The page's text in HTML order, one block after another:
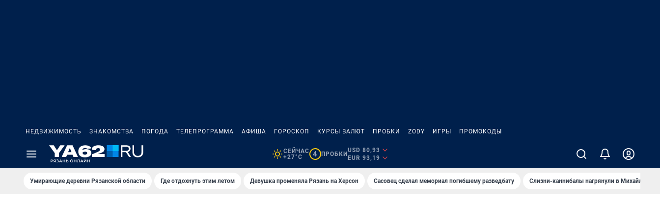
НЕДВИЖИМОСТЬ ЗНАКОМСТВА ПОГОДА ТЕЛЕПРОГРАММА АФИША ГОРОСКОП КУРСЫ ВАЛЮТ ПРОБКИ ZODY ИГРЫ ПРОМОКОДЫ
СЕЙЧАС
+27°C
4 ПРОБКИ
USD 80,93
EUR 93,19
Умирающие деревни Рязанской области Где отдохнуть этим летом Девушка променяла Рязань на Херсон Сасовец сделал мемориал погибшему разведбату Слизни-каннибалы нагрянули в Михайлов